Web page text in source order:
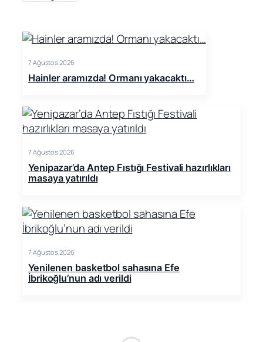
7 Ağustos 2026
Hainler aramızda! Ormanı yakacaktı…
7 Ağustos 2026
Yenipazar’da Antep Fıstığı Festivali hazırlıkları
masaya yatırıldı
7 Ağustos 2026
Yenilenen basketbol sahasına Efe
İbrikoğlu’nun adı verildi